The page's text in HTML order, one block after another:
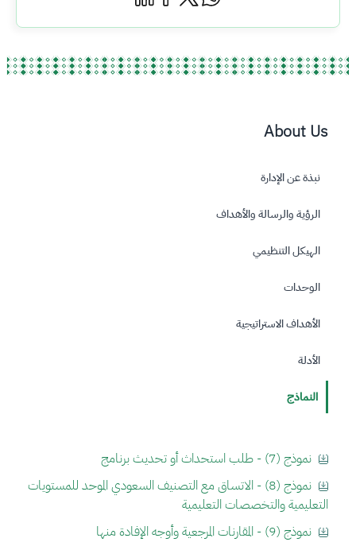
About Us
نبذة عن الإدارة
الرؤية والرسالة واﻷهداف
الهيكل التنظيمي
الوحدات
الأهداف الاستراتيجية
الأدلة
النماذج
نموذج (7) - طلب استحداث أو تحديث برنامج
نموذج (8) - الاتساق مع التصنيف السعودي الموحد للمستويات
التعليمية والتخصصات التعليمية
نموذج (9) - المقارنات المرجعية وأوجه الإفادة منها